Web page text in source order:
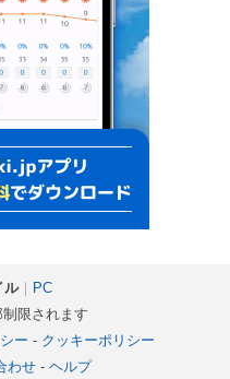
ル｜ PC
限されます
ー - クッキーポリシー
わせ- ヘルプ